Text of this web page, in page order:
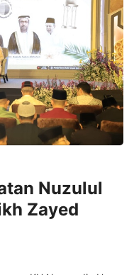
Nuzulul
Zayed